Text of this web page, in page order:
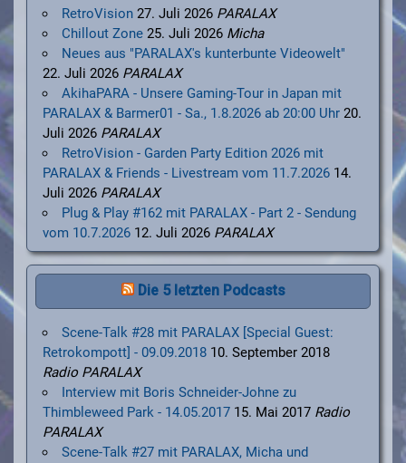
RetroVision 27. Juli 2026 PARALAX
Chillout Zone 25. Juli 2026 Micha
Neues aus "PARALAX's kunterbunte Videowelt"
22. Juli 2026 PARALAX
AkihaPARA - Unsere Gaming-Tour in Japan mit
PARALAX & Barmer01 - Sa., 1.8.2026 ab 20:00 Uhr 20.
Juli 2026 PARALAX
RetroVision - Garden Party Edition 2026 mit
PARALAX & Friends - Livestream vom 11.7.2026 14.
Juli 2026 PARALAX
Plug & Play #162 mit PARALAX - Part 2 - Sendung
vom 10.7.2026 12. Juli 2026 PARALAX
Die 5 letzten Podcasts
Scene-Talk #28 mit PARALAX [Special Guest:
Retrokompott] - 09.09.2018 10. September 2018
Radio PARALAX
Interview mit Boris Schneider-Johne zu
Thimbleweed Park - 14.05.2017 15. Mai 2017 Radio
PARALAX
Scene-Talk #27 mit PARALAX, Micha und